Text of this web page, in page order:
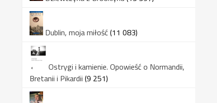
Dublin, moja miłość(11 083)
Ostrygi i kamienie. Opowieść o Normandii,
Bretanii i Pikardii (9 251)